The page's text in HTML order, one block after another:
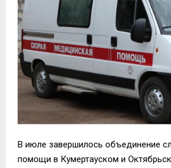
В июле завершилось объединение
помощи в Кумертауском и